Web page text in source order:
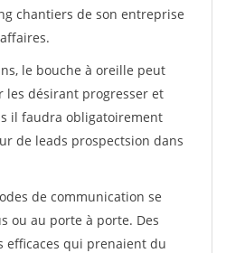
chantiers de son entreprise
le bouche à oreille peut
les désirant progresser et
il faudra obligatoirement
de leads prospectsion dans
de communication se
ou au porte à porte. Des
efficaces qui prenaient du